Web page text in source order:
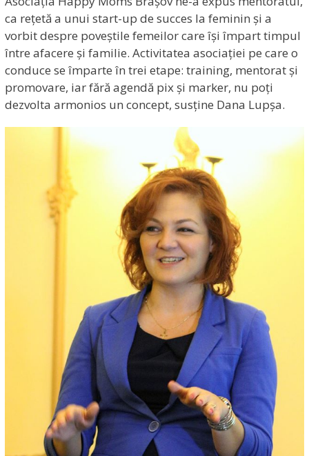
ca rețetă a unui start-up de succes la feminin și a
vorbit despre poveștile femeilor care își împart timpul
între afacere și familie. Activitatea asociației pe care o
conduce se împarte în trei etape: training, mentorat și
promovare, iar fără agendă pix și marker, nu poți
dezvolta armonios un concept, susține Dana Lupșa.